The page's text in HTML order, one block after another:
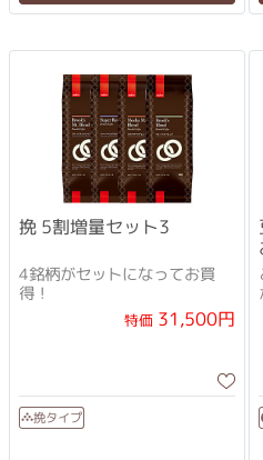
挽 5割増量セット3
4銘柄がセットになってお買
得！
特価31,500円
挽タイプ
豆